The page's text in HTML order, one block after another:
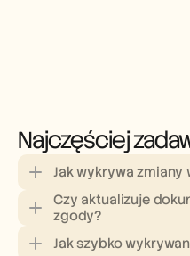
Najczęściej
Jak wykrywa
Czy aktualizuje
zgody?
Jak szybko